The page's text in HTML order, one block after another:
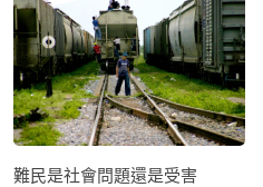
難民是社會問題還是受害